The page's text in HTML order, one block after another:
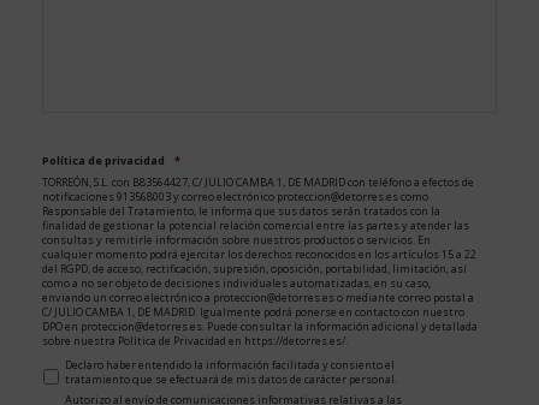
Política de privacidad
*
TORREÓN, S.L. con B83564427, C/ JULIO CAMBA 1, DE MADRID con teléfono a efectos de
notificaciones 913568003 y correo electrónico proteccion@detorres.es como
Responsable del Tratamiento, le informa que sus datos serán tratados con la
finalidad de gestionar la potencial relación comercial entre las partes y atender las
consultas y remitirle información sobre nuestros productos o servicios. En
cualquier momento podrá ejercitar los derechos reconocidos en los artículos 15 a 22
del RGPD, de acceso, rectificación, supresión, oposición, portabilidad, limitación, así
como a no ser objeto de decisiones individuales automatizadas, en su caso,
enviando un correo electrónico a proteccion@detorres.es o mediante correo postal a
C/ JULIO CAMBA 1, DE MADRID. Igualmente podrá ponerse en contacto con nuestro
DPO en proteccion@detorres.es. Puede consultar la información adicional y detallada
sobre nuestra Política de Privacidad en https://detorres.es/.
Declaro haber entendido la información facilitada y consiento el
tratamiento que se efectuará de mis datos de carácter personal.
Autorizo al envío de comunicaciones informativas relativas a las